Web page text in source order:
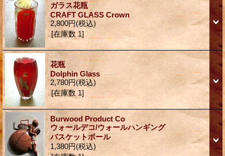
ガラス花瓶
CRAFT GLASS Crown
2,800円(税込)
[在庫数 1]
花瓶
Dolphin Glass
2,780円(税込)
[在庫数 1]
Burwood Product Co
ウォールデコ/ウォールハンギング
バスケットボール
1,380円(税込)